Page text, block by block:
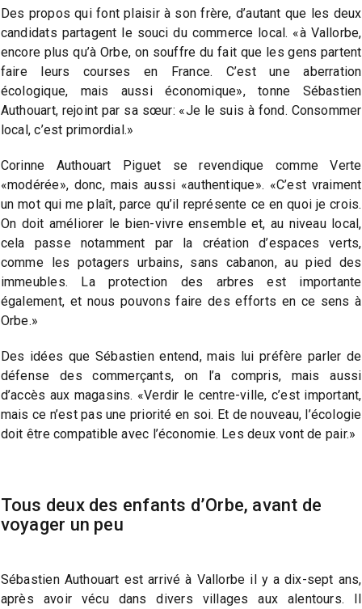
Des propos qui font plaisir à son frère, d’autant que les deux
candidats partagent le souci du commerce local. «à Vallorbe,
encore plus qu’à Orbe, on souffre du fait que les gens partent
faire leurs courses en France. C’est une aberration
écologique, mais aussi économique», tonne Sébastien
Authouart, rejoint par sa sœur: «Je le suis à fond. Consommer
local, c’est primordial.»
Corinne Authouart Piguet se revendique comme Verte
«modérée», donc, mais aussi «authentique». «C’est vraiment
un mot qui me plaît, parce qu’il représente ce en quoi je crois.
On doit améliorer le bien-vivre ensemble et, au niveau local,
cela passe notamment par la création d’espaces verts,
comme les potagers urbains, sans cabanon, au pied des
immeubles. La protection des arbres est importante
également, et nous pouvons faire des efforts en ce sens à
Orbe.»
Des idées que Sébastien entend, mais lui préfère parler de
défense des commerçants, on l’a compris, mais aussi
d’accès aux magasins. «Verdir le centre-ville, c’est important,
mais ce n’est pas une priorité en soi. Et de nouveau, l’écologie
doit être compatible avec l’économie. Les deux vont de pair.»
Tous deux des enfants d’Orbe, avant de
voyager un peu
Sébastien Authouart est arrivé à Vallorbe il y a dix-sept ans,
après avoir vécu dans divers villages aux alentours. Il